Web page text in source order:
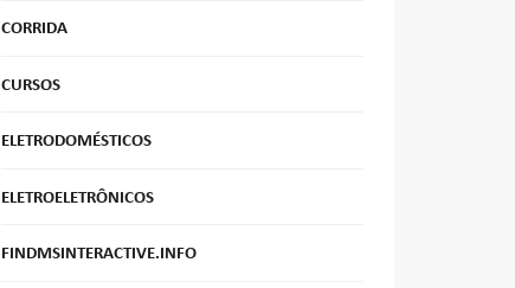
CORRIDA
CURSOS
ELETRODOMÉSTICOS
ELETROELETRÔNICOS
FINDMSINTERACTIVE.INFO